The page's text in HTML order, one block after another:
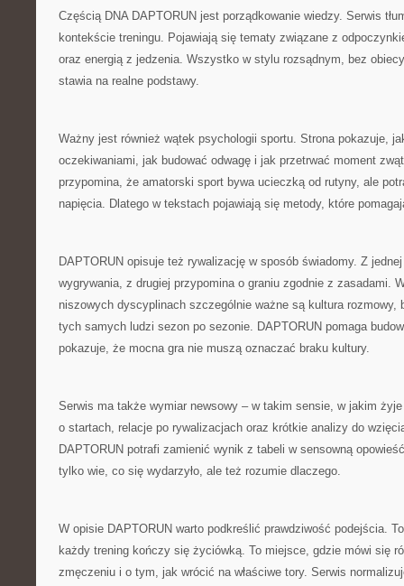
Częścią DNA DAPTORUN jest porządkowanie wiedzy. Serwis
kontekście treningu. Pojawiają się tematy związane z
oraz energią z jedzenia. Wszystko w stylu rozsądnym, bez
stawia na realne podstawy.
Ważny jest również wątek psychologii sportu. Strona pokazuje,
oczekiwaniami, jak budować odwagę i jak przetrwać moment
przypomina, że amatorski sport bywa ucieczką od rutyny, ale
napięcia. Dlatego w tekstach pojawiają się metody, które
DAPTORUN opisuje też rywalizację w sposób świadomy. Z
wygrywania, z drugiej przypomina o graniu zgodnie z zasadami.
niszowych dyscyplinach szczególnie ważne są kultura
tych samych ludzi sezon po sezonie. DAPTORUN pomaga
pokazuje, że mocna gra nie muszą oznaczać braku kultury.
Serwis ma także wymiar newsowy – w takim sensie, w jakim
o startach, relacje po rywalizacjach oraz krótkie analizy do
DAPTORUN potrafi zamienić wynik z tabeli w sensowną
tylko wie, co się wydarzyło, ale też rozumie dlaczego.
W opisie DAPTORUN warto podkreślić prawdziwość podejścia.
każdy trening kończy się życiówką. To miejsce, gdzie mówi się
zmęczeniu i o tym, jak wrócić na właściwe tory. Serwis